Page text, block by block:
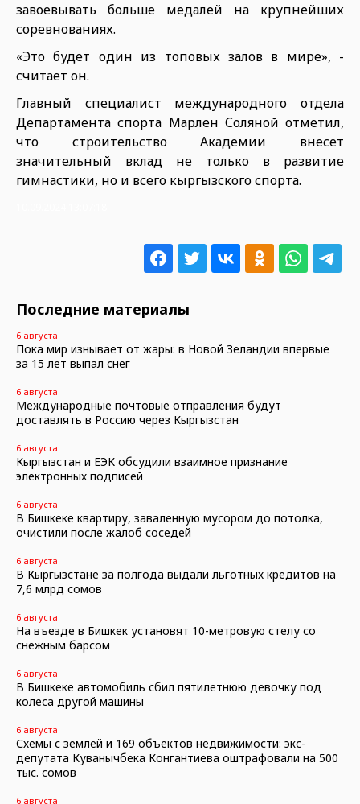
завоевывать больше медалей на крупнейших
соревнованиях.
«Это будет один из топовых залов в мире», -
считает он.
Главный специалист международного отдела
Департамента спорта Марлен Соляной отметил,
что строительство Академии внесет
значительный вклад не только в развитие
гимнастики, но и всего кыргызского спорта.
Последние материалы
6 августа
Пока мир изнывает от жары: в Новой Зеландии впервые
за 15 лет выпал снег
6 августа
Международные почтовые отправления будут
доставлять в Россию через Кыргызстан
6 августа
Кыргызстан и ЕЭК обсудили взаимное признание
электронных подписей
6 августа
В Бишкеке квартиру, заваленную мусором до потолка,
очистили после жалоб соседей
6 августа
В Кыргызстане за полгода выдали льготных кредитов на
7,6 млрд сомов
6 августа
На въезде в Бишкек установят 10-метровую стелу со
снежным барсом
6 августа
В Бишкеке автомобиль сбил пятилетнюю девочку под
колеса другой машины
6 августа
Схемы с землей и 169 объектов недвижимости: экс-
депутата Куванычбека Конгантиева оштрафовали на 500
тыс. сомов
6 августа